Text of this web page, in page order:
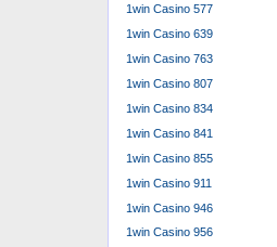
1win Casino 577
1win Casino 639
1win Casino 763
1win Casino 807
1win Casino 834
1win Casino 841
1win Casino 855
1win Casino 911
1win Casino 946
1win Casino 956